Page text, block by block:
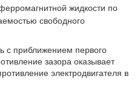
жидкости по
свободного
с приближением первого
зазора оказывает
электродвигателя в